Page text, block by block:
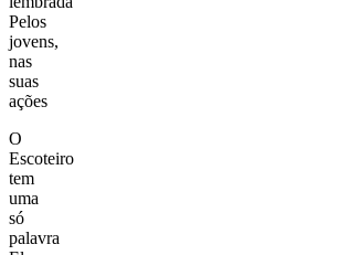
Pelos
jovens,
nas
suas
ações
O
Escoteiro
tem
uma
só
palavra